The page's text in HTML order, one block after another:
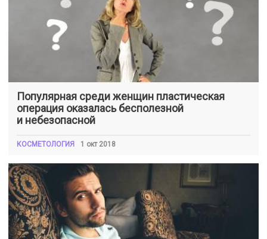
Популярная среди женщин пластическая
операция оказалась бесполезной
и небезопасной
КОСМЕТОЛОГИЯ 1 окт 2018